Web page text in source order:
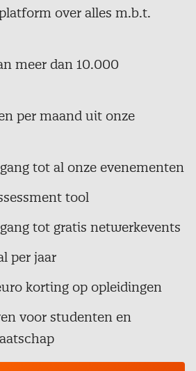
over alles m.b.t.
meer dan 10.000
per maand uit onze
tot al onze evenementen
tool
tot gratis netwerkevents
per jaar
korting op opleidingen
voor studenten en